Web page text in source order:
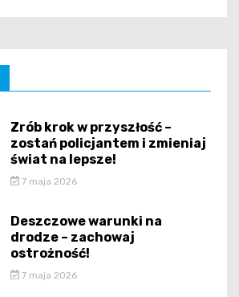
Zrób krok w przyszłość –
zostań policjantem i zmieniaj
świat na lepsze!
7 maja 2026
Deszczowe warunki na
drodze – zachowaj
ostrożność!
7 maja 2026